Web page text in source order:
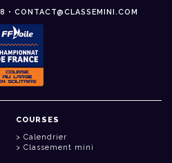
CONTACT@CLASSEMINI.COM
COURSES
Calendrier
Classement mini